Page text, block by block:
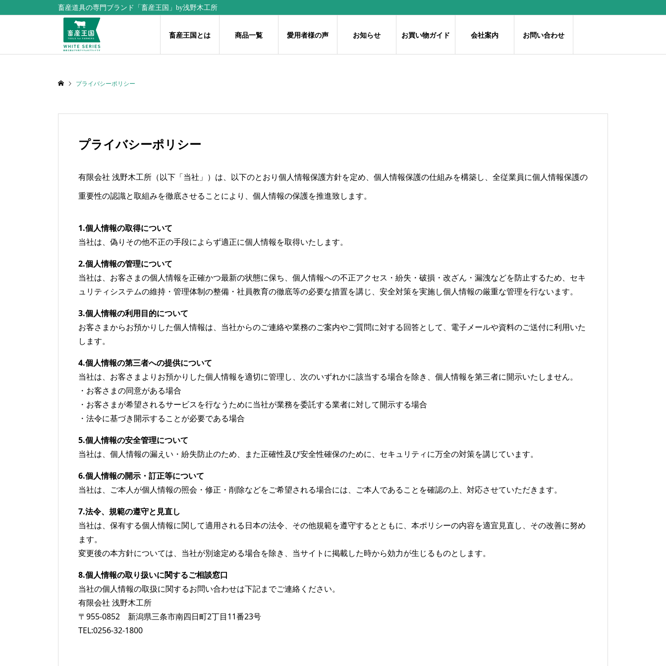
畜産道具の専門ブランド「畜産王国」by浅野木工所
畜産王国とは 商品一覧 愛用者様の声 お知らせ お買い物ガイド 会社案内 お問い合わせ
プライバシーポリシー
プライバシーポリシー
有限会社 浅野木工所（以下「当社」）は、以下のとおり個人情報保護方針を定め、個人情報保護の仕組みを構築し、全従業員に個人情報保護の
重要性の認識と取組みを徹底させることにより、個人情報の保護を推進致します。
1.個人情報の取得について
当社は、偽りその他不正の手段によらず適正に個人情報を取得いたします。
2.個人情報の管理について
当社は、お客さまの個人情報を正確かつ最新の状態に保ち、個人情報への不正アクセス・紛失・破損・改ざん・漏洩などを防止するため、セキ
ュリティシステムの維持・管理体制の整備・社員教育の徹底等の必要な措置を講じ、安全対策を実施し個人情報の厳重な管理を行ないます。
3.個人情報の利用目的について
お客さまからお預かりした個人情報は、当社からのご連絡や業務のご案内やご質問に対する回答として、電子メールや資料のご送付に利用いた
します。
4.個人情報の第三者への提供について
当社は、お客さまよりお預かりした個人情報を適切に管理し、次のいずれかに該当する場合を除き、個人情報を第三者に開示いたしません。
・お客さまの同意がある場合
・お客さまが希望されるサービスを行なうために当社が業務を委託する業者に対して開示する場合
・法令に基づき開示することが必要である場合
5.個人情報の安全管理について
当社は、個人情報の漏えい・紛失防止のため、また正確性及び安全性確保のために、セキュリティに万全の対策を講じています。
6.個人情報の開示・訂正等について
当社は、ご本人が個人情報の照会・修正・削除などをご希望される場合には、ご本人であることを確認の上、対応させていただきます。
7.法令、規範の遵守と見直し
当社は、保有する個人情報に関して適用される日本の法令、その他規範を遵守するとともに、本ポリシーの内容を適宜見直し、その改善に努め
ます。
変更後の本方針については、当社が別途定める場合を除き、当サイトに掲載した時から効力が生じるものとします。
8.個人情報の取り扱いに関するご相談窓口
当社の個人情報の取扱に関するお問い合わせは下記までご連絡ください。
有限会社 浅野木工所
〒955-0852 新潟県三条市南四日町2丁目11番23号
TEL:0256-32-1800